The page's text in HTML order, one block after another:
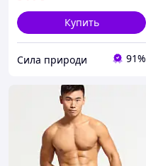
Купить
Сила природи 91%